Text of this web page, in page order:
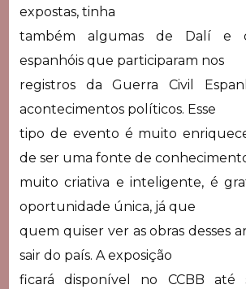
expostas, tinha
também algumas de Dalí e
espanhóis que participaram nos
registros da Guerra Civil
acontecimentos políticos. Esse
tipo de evento é muito
de ser uma fonte de
muito criativa e inteligente, é
oportunidade única, já que
quem quiser ver as obras desses
sair do país. A exposição
ficará disponível no CCBB até